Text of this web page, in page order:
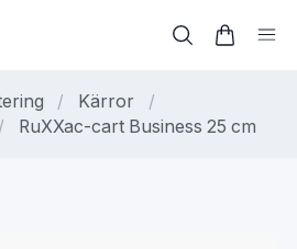
/ Kärror
/
/ RuXXac-cart Business 25 cm